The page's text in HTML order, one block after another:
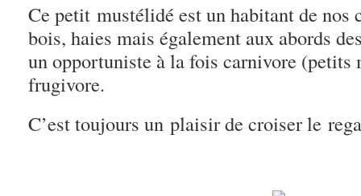
Ce petit mustélidé est un habitant de nos
bois, haies mais également aux abords
un opportuniste à la fois carnivore (petits
frugivore.
C’est toujours un plaisir de croiser le